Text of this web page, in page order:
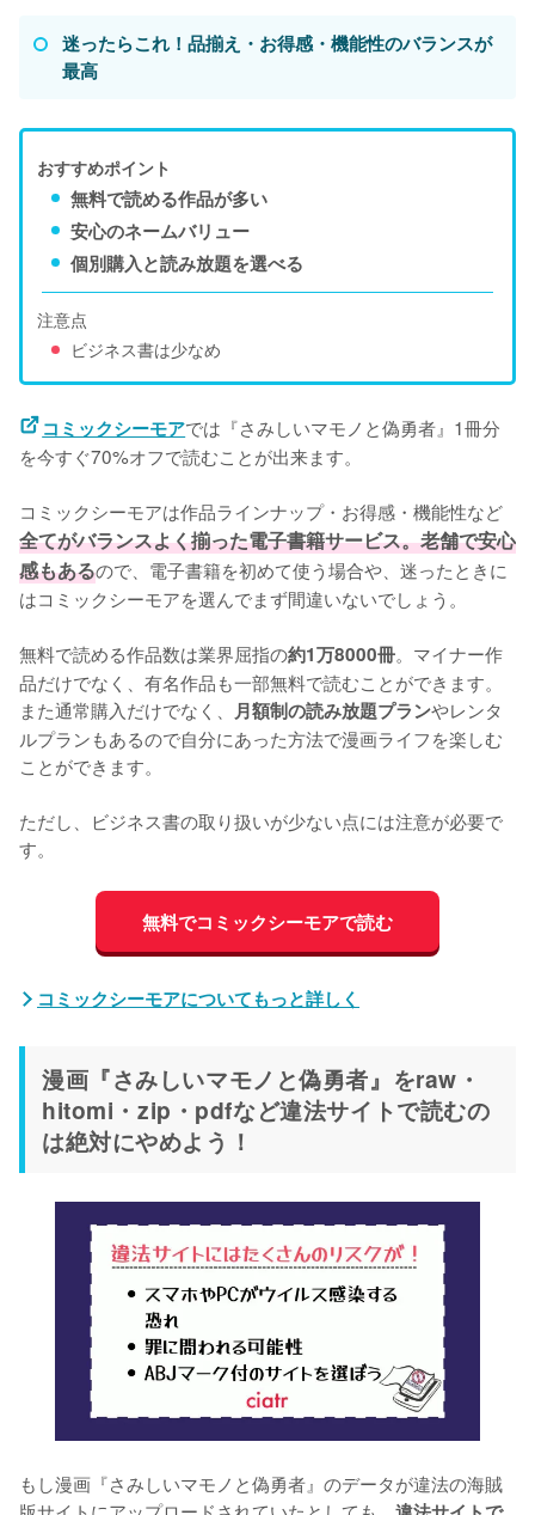
迷ったらこれ！品揃え・お得感・機能性のバランスが
最高
おすすめポイント
無料で読める作品が多い
安心のネームバリュー
個別購入と読み放題を選べる
注意点
ビジネス書は少なめ
コミックシーモアでは『さみしいマモノと偽勇者』1冊分
を今すぐ70%オフで読むことが出来ます。
コミックシーモアは作品ラインナップ・お得感・機能性など
全てがバランスよく揃った電子書籍サービス。老舗で安心
感もあるので、電子書籍を初めて使う場合や、迷ったときに
はコミックシーモアを選んでまず間違いないでしょう。
無料で読める作品数は業界屈指の約1万8000冊。マイナー作
品だけでなく、有名作品も一部無料で読むことができます。
また通常購入だけでなく、 月額制の読み放題プランやレンタ
ルプランもあるので自分にあった方法で漫画ライフを楽しむ
ことができます。
ただし、ビジネス書の取り扱いが少ない点には注意が必要で
す。
無料でコミックシーモアで読む
コミックシーモアについてもっと詳しく
漫画『さみしいマモノと偽勇者』をraw・
hitomi・zip・pdfなど違法サイトで読むの
は絶対にやめよう！
もし漫画『さみしいマモノと偽勇者』のデータが違法の海賊